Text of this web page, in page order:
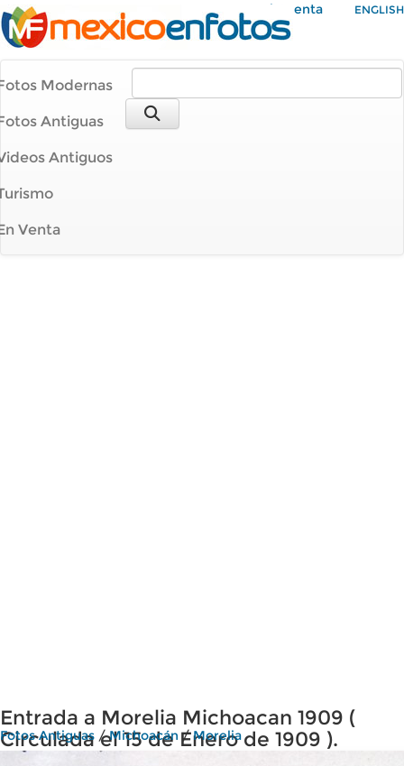
Mi Cuenta ENGLISH
Modernas
Antiguas
Antiguos
Venta
Entrada a Morelia Michoacan 1909 (
Circulada el 15 de Enero de 1909 ).
Fotos Antiguas /Michoacán /Morelia